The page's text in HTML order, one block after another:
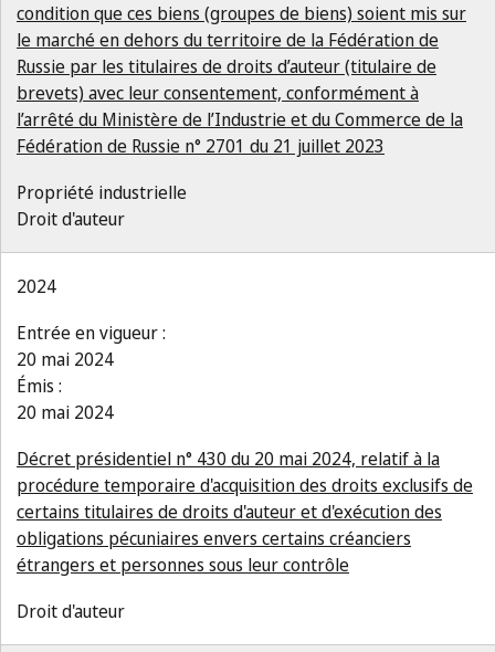
condition que ces biens (groupes de biens) soient mis sur
le marché en dehors du territoire de la Fédération de
Russie par les titulaires de droits d’auteur (titulaire de
brevets) avec leur consentement, conformément à
l’arrêté du Ministère de l’Industrie et du Commerce de la
Fédération de Russie n° 2701 du 21 juillet 2023
Propriété industrielle
Droit d'auteur
2024
Entrée en vigueur :
20 mai 2024
Émis :
20 mai 2024
Décret présidentiel n° 430 du 20 mai 2024, relatif à la
procédure temporaire d'acquisition des droits exclusifs de
certains titulaires de droits d'auteur et d'exécution des
obligations pécuniaires envers certains créanciers
étrangers et personnes sous leur contrôle
Droit d'auteur